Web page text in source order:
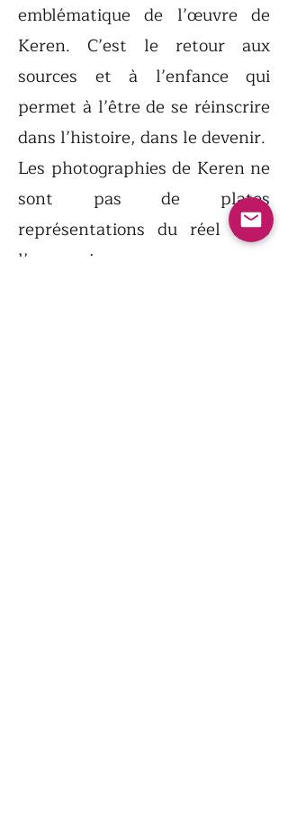
emblématique de l’œuvre de
Keren. C’est le retour aux
sources et à l’enfance qui
permet à l’être de se réinscrire
dans l’histoire, dans le devenir.
Les photographies de Keren ne
sont pas de plates
représentations du réel mais
l’expression